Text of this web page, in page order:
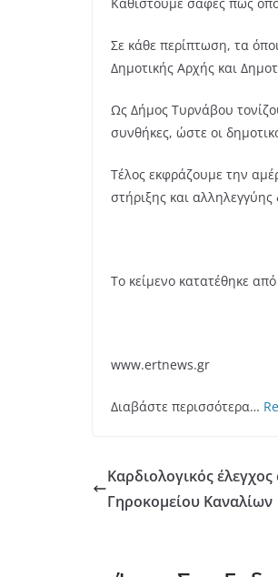
Σε κάθε περίπτωση, τα
Δημοτικής Αρχής και
Ως Δήμος Τυρνάβου
συνθήκες, ώστε οι
Τέλος εκφράζουμε την
στήριξης και
Το κείμενο κατατέθηκε
www.ertnews.gr
Διαβάστε περισσότερα…
Καρδιολογικός
Γηροκομείου Καναλίων